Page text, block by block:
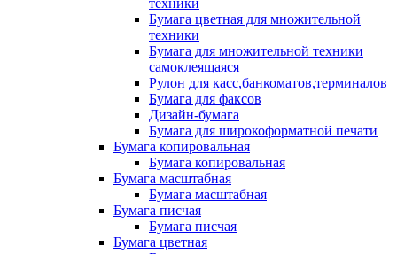
техники
Бумага цветная для множительной
техники
Бумага для множительной техники
самоклеящаяся
Рулон для касс,банкоматов,терминалов
Бумага для факсов
Дизайн-бумага
Бумага для широкоформатной печати
Бумага копировальная
Бумага копировальная
Бумага масштабная
Бумага масштабная
Бумага писчая
Бумага писчая
Бумага цветная